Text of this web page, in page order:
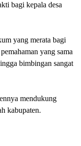
bagi kepala desa
yang merata bagi
yang sama
bimbingan sangat
mendukung
kabupaten.